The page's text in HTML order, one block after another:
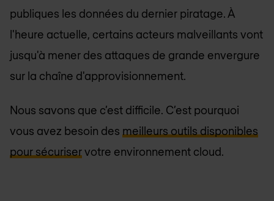
publiques les données du dernier piratage. À
l'heure actuelle, certains acteurs malveillants vont
jusqu'à mener des attaques de grande envergure
sur la chaîne d'approvisionnement.
Nous savons que c’est difficile. C’est pourquoi
vous avez besoin des meilleurs outils disponibles
pour sécuriservotre environnement cloud.